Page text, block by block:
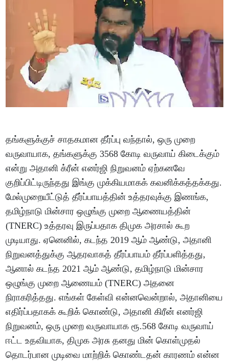
தங்களுக்குச் சாதகமான தீர்ப்பு வந்தால், ஒரு முறை
வருவாயாக, தங்களுக்கு 3568 கோடி வருவாய் கிடைக்கும்
என்று அதானி க்ரீன் எனர்ஜி நிறுவனம் ஏற்கனவே
குறிப்பிட்டிருந்தது இங்கு முக்கியமாகக் கவனிக்கத்தக்கது.
மேல்முறையீட்டுத் தீர்ப்பாயத்தின் உத்தரவுக்கு இணங்க,
தமிழ்நாடு மின்சார ஒழுங்கு முறை ஆணையத்தின்
(TNERC) உத்தரவு இருப்பதாக திமுக அரசால் கூற
முடியாது. ஏனெனில், கடந்த 2019 ஆம் ஆண்டு, அதானி
நிறுவனத்துக்கு ஆதரவாகத் தீர்ப்பாயம் தீர்ப்பளித்தது,
ஆனால் கடந்த 2021 ஆம் ஆண்டு, தமிழ்நாடு மின்சார
ஒழுங்கு முறை ஆணையம் (TNERC) அதனை
நிராகரித்தது. எங்கள் கேள்வி என்னவென்றால், அதானியை
எதிர்ப்பதாகக் கூறிக் கொண்டு, அதானி கிரீன் எனர்ஜி
நிறுவனம், ஒரு முறை வருவாயாக ரூ.568 கோடி வருவாய்
ஈட்ட உதவியாக, திமுக அரசு தனது மின் கொள்முதல்
தொடர்பான முடிவை மாற்றிக் கொண்டதன் காரணம் என்ன